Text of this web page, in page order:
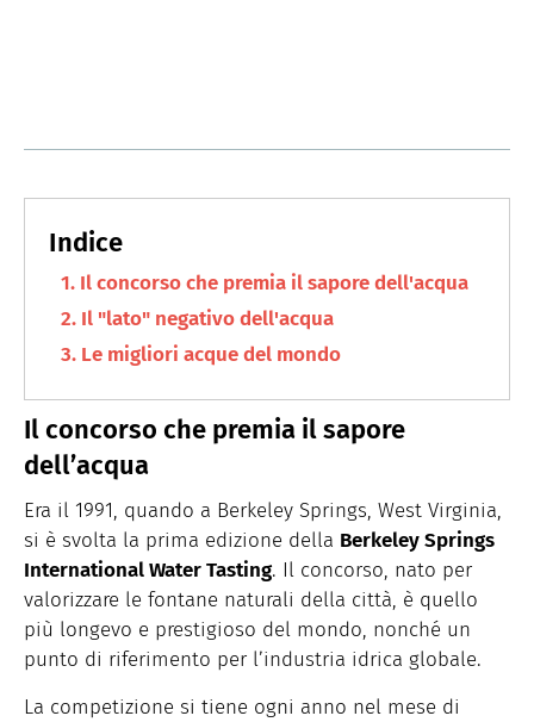
Il concorso che premia il sapore dell'acqua
Il "lato" negativo dell'acqua
Le migliori acque del mondo
Il concorso che premia il sapore
dell’acqua
Era il 1991, quando a Berkeley Springs, West Virginia,
si è svolta la prima edizione della Berkeley Springs
International Water Tasting. Il concorso, nato per
valorizzare le fontane naturali della città, è quello
più longevo e prestigioso del mondo, nonché un
punto di riferimento per l’industria idrica globale.
La competizione si tiene ogni anno nel mese di